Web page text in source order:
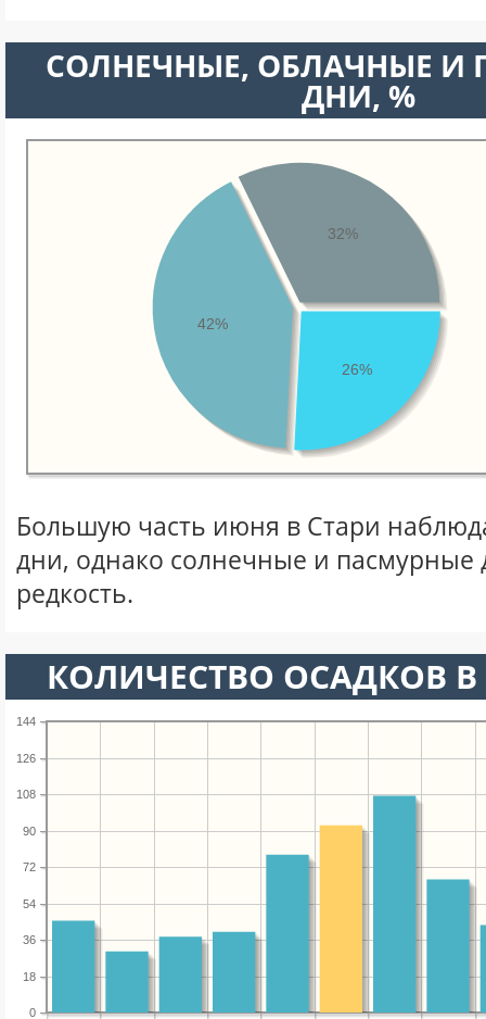
CОЛНЕЧНЫЕ, ОБЛАЧНЫЕ И
ДНИ, %
26%
42%
32%
Большую часть июня в Стари
дни, однако солнечные и пасмурные
редкость.
КОЛИЧЕСТВО ОСАДКОВ
0
18
36
54
72
90
108
126
144